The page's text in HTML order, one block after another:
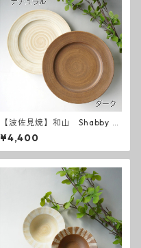
【波佐見焼】和山 Shabby c
hic style 25プレート
¥4,400